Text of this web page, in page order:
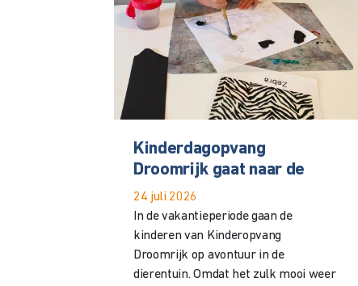
Kinderdagopvang
Droomrijk gaat naar de
24 juli 2026
In de vakantieperiode gaan de
kinderen van Kinderopvang
Droomrijk op avontuur in de
dierentuin. Omdat het zulk mooi weer